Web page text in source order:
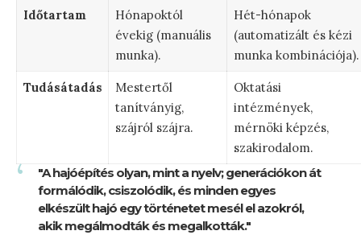
Időtartam
Hónapoktól
évekig (manuális
munka).
Hét-hónapok
(automatizált és kézi
munka kombinációja).
Tudásátadás
Mestertől
tanítványig,
szájról szájra.
Oktatási
intézmények,
mérnöki képzés,
szakirodalom.
"A hajóépítés olyan, mint a nyelv; generációkon át
formálódik, csiszolódik, és minden egyes
elkészült hajó egy történetet mesél el azokról,
akik megálmodták és megalkották."